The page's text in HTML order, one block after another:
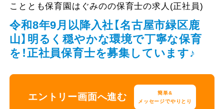
こととも保育園はぐみのの保育士の求人(正社員)
令和8年9月以降入社【名古屋市緑区鹿
山】明るく穏やかな環境で丁寧な保育
を！正社員保育士を募集しています♪
エントリー画面へ進む
簡単&
メッセージでやりとり